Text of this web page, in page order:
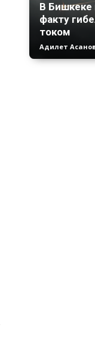
В Бишкеке
факту
током
Адилет